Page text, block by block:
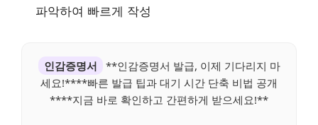
파악하여 빠르게 작성
인감증명서
**인감증명서 발급, 이제 기다리지 마
세요!****빠른 발급 팁과 대기 시간 단축 비법 공개
****지금 바로 확인하고 간편하게 받으세요!**